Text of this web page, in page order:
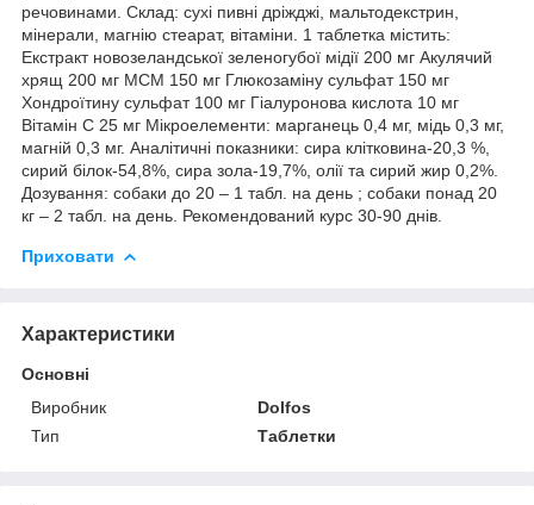
речовинами. Склад: сухі пивні дріжджі, мальтодекстрин,
мінерали, магнію стеарат, вітаміни. 1 таблетка містить:
Екстракт новозеландської зеленогубої мідії 200 мг Акулячий
хрящ 200 мг МСМ 150 мг Глюкозаміну сульфат 150 мг
Хондроїтину сульфат 100 мг Гіалуронова кислота 10 мг
Вітамін С 25 мг Мікроелементи: марганець 0,4 мг, мідь 0,3 мг,
магній 0,3 мг. Аналітичні показники: сира клітковина-20,3 %,
сирий білок-54,8%, сира зола-19,7%, олії та сирий жир 0,2%.
Дозування: собаки до 20 – 1 табл. на день ; собаки понад 20
кг – 2 табл. на день. Рекомендований курс 30-90 днів.
Приховати
Характеристики
Основні
Виробник
Dolfos
Тип
Таблетки